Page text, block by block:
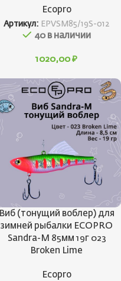
Ecopro
Артикул: EPVSM85/19S-012
40 в наличии
1020,00 ₽
Виб (тонущий воблер) для
зимней рыбалки ECOPRO
Sandra-M 85мм 19г 023
Broken Lime
Ecopro